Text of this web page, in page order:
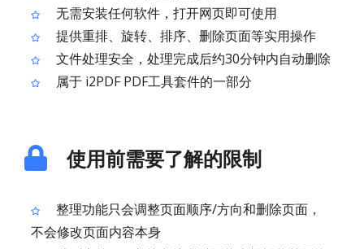
无需安装任何软件，打开网页即可使用
提供重排、旋转、排序、删除页面等实用操作
文件处理安全，处理完成后约30分钟内自动删除
属于 i2PDF PDF工具套件的一部分
使用前需要了解的限制
整理功能只会调整页面顺序/方向和删除页面，
不会修改页面内容本身